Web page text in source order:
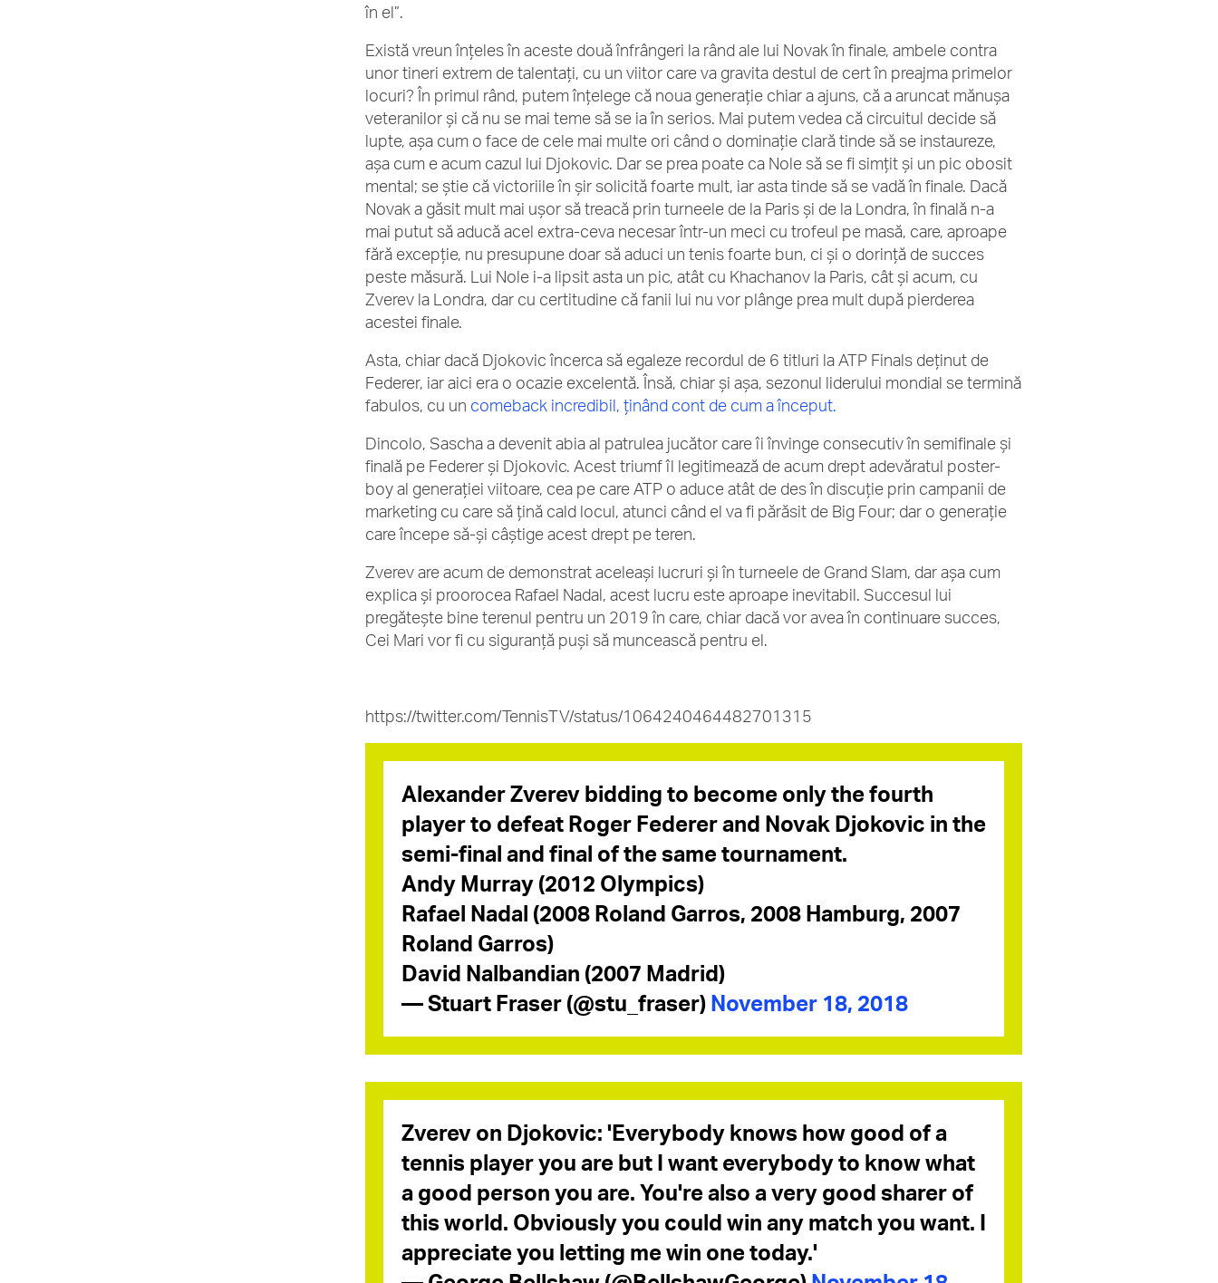
în el”.
Există vreun înțeles în aceste două înfrângeri la rând ale lui Novak în finale, ambele contra
unor tineri extrem de talentați, cu un viitor care va gravita destul de cert în preajma primelor
locuri? În primul rând, putem înțelege că noua generație chiar a ajuns, că a aruncat mănușa
veteranilor și că nu se mai teme să se ia în serios. Mai putem vedea că circuitul decide să
lupte, așa cum o face de cele mai multe ori când o dominație clară tinde să se instaureze,
așa cum e acum cazul lui Djokovic. Dar se prea poate ca Nole să se fi simțit și un pic obosit
mental; se știe că victoriile în șir solicită foarte mult, iar asta tinde să se vadă în finale. Dacă
Novak a găsit mult mai ușor să treacă prin turneele de la Paris și de la Londra, în finală n-a
mai putut să aducă acel extra-ceva necesar într-un meci cu trofeul pe masă, care, aproape
fără excepție, nu presupune doar să aduci un tenis foarte bun, ci și o dorință de succes
peste măsură. Lui Nole i-a lipsit asta un pic, atât cu Khachanov la Paris, cât și acum, cu
Zverev la Londra, dar cu certitudine că fanii lui nu vor plânge prea mult după pierderea
acestei finale.
Asta, chiar dacă Djokovic încerca să egaleze recordul de 6 titluri la ATP Finals deținut de
Federer, iar aici era o ocazie excelentă. Însă, chiar și așa, sezonul liderului mondial se termină
fabulos, cu un comeback incredibil, ținând cont de cum a început.
Dincolo, Sascha a devenit abia al patrulea jucător care îi învinge consecutiv în semifinale și
finală pe Federer și Djokovic. Acest triumf îl legitimează de acum drept adevăratul poster-
boy al generației viitoare, cea pe care ATP o aduce atât de des în discuție prin campanii de
marketing cu care să țină cald locul, atunci când el va fi părăsit de Big Four; dar o generație
care începe să-și câștige acest drept pe teren.
Zverev are acum de demonstrat aceleași lucruri și în turneele de Grand Slam, dar așa cum
explica și proorocea Rafael Nadal, acest lucru este aproape inevitabil. Succesul lui
pregătește bine terenul pentru un 2019 în care, chiar dacă vor avea în continuare succes,
Cei Mari vor fi cu siguranță puși să muncească pentru el.
https://twitter.com/TennisTV/status/1064240464482701315
Alexander Zverev bidding to become only the fourth
player to defeat Roger Federer and Novak Djokovic in the
semi-final and final of the same tournament.
Andy Murray (2012 Olympics)
Rafael Nadal (2008 Roland Garros, 2008 Hamburg, 2007
Roland Garros)
David Nalbandian (2007 Madrid)
— Stuart Fraser (@stu_fraser) November 18, 2018
Zverev on Djokovic: 'Everybody knows how good of a
tennis player you are but I want everybody to know what
a good person you are. You're also a very good sharer of
this world. Obviously you could win any match you want. I
appreciate you letting me win one today.'